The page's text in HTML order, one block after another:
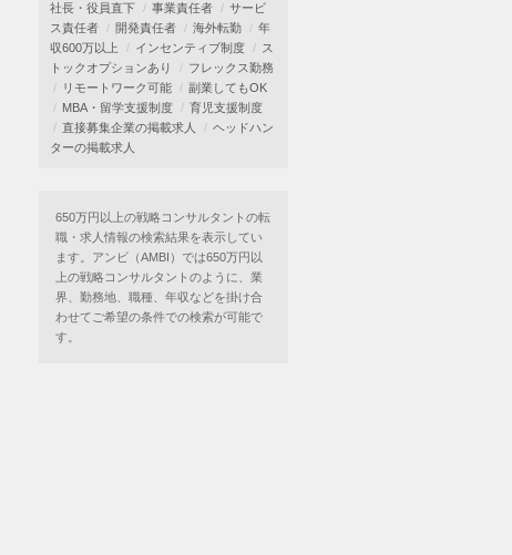
社長・役員直下
事業責任者
サービ
ス責任者
開発責任者 海外転勤
年
収600万以上
インセンティブ制度
ス
トックオプションあり
フレックス勤務
リモートワーク可能
副業してもOK
MBA・留学支援制度
育児支援制度
直接募集企業の掲載求人
ヘッドハン
ターの掲載求人
650万円以上の戦略コンサルタントの転
職・求人情報の検索結果を表示してい
ます。アンビ（AMBI）では650万円以
上の戦略コンサルタントのように、業
界、勤務地、職種、年収などを掛け合
わせてご希望の条件での検索が可能で
す。